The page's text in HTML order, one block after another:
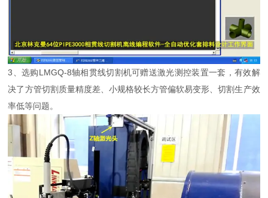
3、选购LMGQ-8轴相贯线切割机可赠送激光测控装置一套，有效解
决了方管切割质量精度差、小规格较长方管偏软易变形、切割生产效
率低等问题。